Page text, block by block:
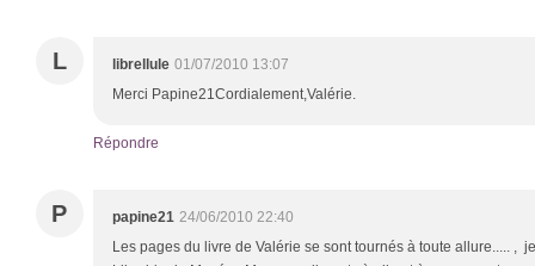
L librellule 01/07/2010 13:07
Merci Papine21Cordialement,Valérie.
Répondre
P papine21 24/06/2010 22:40
Les pages du livre de Valérie se sont tournés à toute allure..... ,